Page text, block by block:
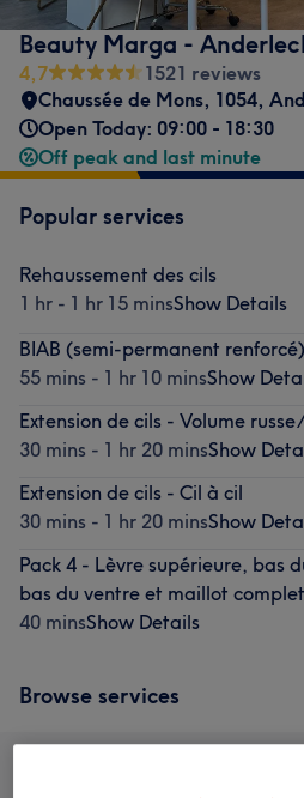
Beauty Marga -
4,7
1521 reviews
Chaussée de Mons, 1054,
Open Today: 09:00 - 18:30
Off peak and last minute
Popular services
Rehaussement des cils
1 hr - 1 hr 15 minsShow Details
BIAB (semi-permanent renforcé)
55 mins - 1 hr 10 minsShow
Extension de cils - Volume
30 mins - 1 hr 20 minsShow
Extension de cils - Cil à cil
30 mins - 1 hr 20 minsShow
Pack 4 - Lèvre supérieure, bas
bas du ventre et maillot complet
40 minsShow Details
Browse services